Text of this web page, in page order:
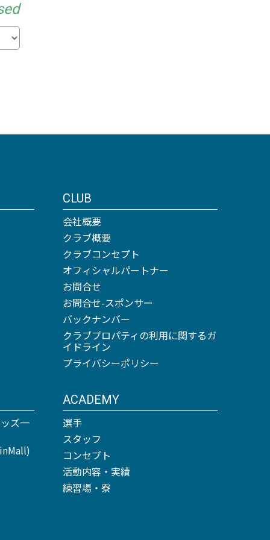
ズ一
ACADEMY
選手
スタッフ
コンセプト
活動内容・実績
練習場・寮
CLUB
会社概要
クラブ概要
クラブコンセプト
オフィシャルパートナー
お問合せ
お問合せ-スポンサー
バックナンバー
クラブプロパティの利用に関するガ
イドライン
プライバシーポリシー